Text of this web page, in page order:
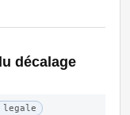
décalage
legale